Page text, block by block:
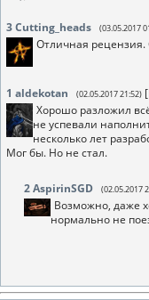
3Cutting_heads (03.05.2017
Отличная рецензия.
1 aldekotan (02.05.2017 21:52) [
Хорошо разложил
не успевали
несколько лет
Мог бы. Но не стал.
2AspirinSGD (02.05.2017
Возможно, даже
нормально не